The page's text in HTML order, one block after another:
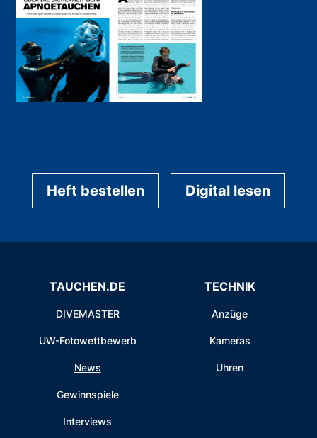
Heft bestellen Digital lesen
TAUCHEN.DE
DIVEMASTER
UW-Fotowettbewerb
News
Gewinnspiele
Interviews
TECHNIK
Anzüge
Kameras
Uhren